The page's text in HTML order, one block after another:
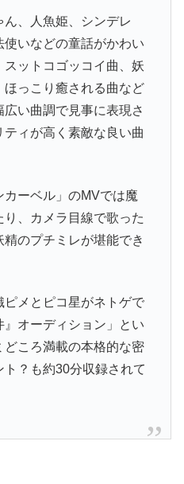
、人魚姫、シンデレ
いなどの童話がかわい
ットコゴッコイ曲、妖
ほっこり癒される曲など
い曲調で見事に表現さ
ィが高く素敵な良い曲
カーベル」のMVでは魔
、カメラ目線で歌った
のプチミレが堪能でき
メとピコ星がネトゲで
オーディション」とい
どころ満載の本格的な密
？も約30分収録されて